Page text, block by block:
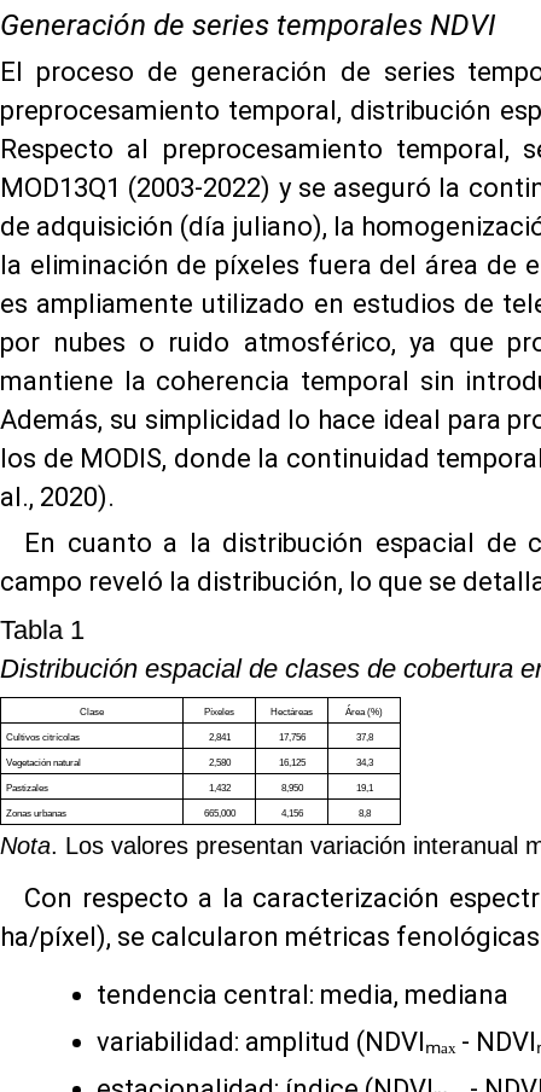
Generación de series temporales NDVI
El proceso de generación de series
preprocesamiento temporal, distribución
Respecto al preprocesamiento temporal,
MOD13Q1 (2003-2022) y se aseguró la
de adquisición (día juliano), la
la eliminación de píxeles fuera del área de
es ampliamente utilizado en estudios de
por nubes o ruido atmosférico, ya que
mantiene la coherencia temporal sin
Además, su simplicidad lo hace ideal para
los de MODIS, donde la continuidad
al., 2020).
En cuanto a la distribución espacial de
campo reveló la distribución, lo que se
Tabla 1
Distribución espacial de clases de cobertura
Clase Píxeles Hectáreas Área(%)
Cultivos citrícolas 2,841 17,756 37,8
Vegetación natural 2,580 16,125 34,3
Pastizales 1,432 8,950 19,1
Zonas urbanas 665,000 4,156 8,8
Nota. Los valores presentan variación interanual
Con respecto a la caracterización
ha/píxel), se calcularon métricas
tendencia central: media, mediana
variabilidad: amplitud (NDVIₘₐₓ - NDVI